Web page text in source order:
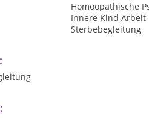
Homöopathische
Innere Kind Arbeit
Sterbebegleitung